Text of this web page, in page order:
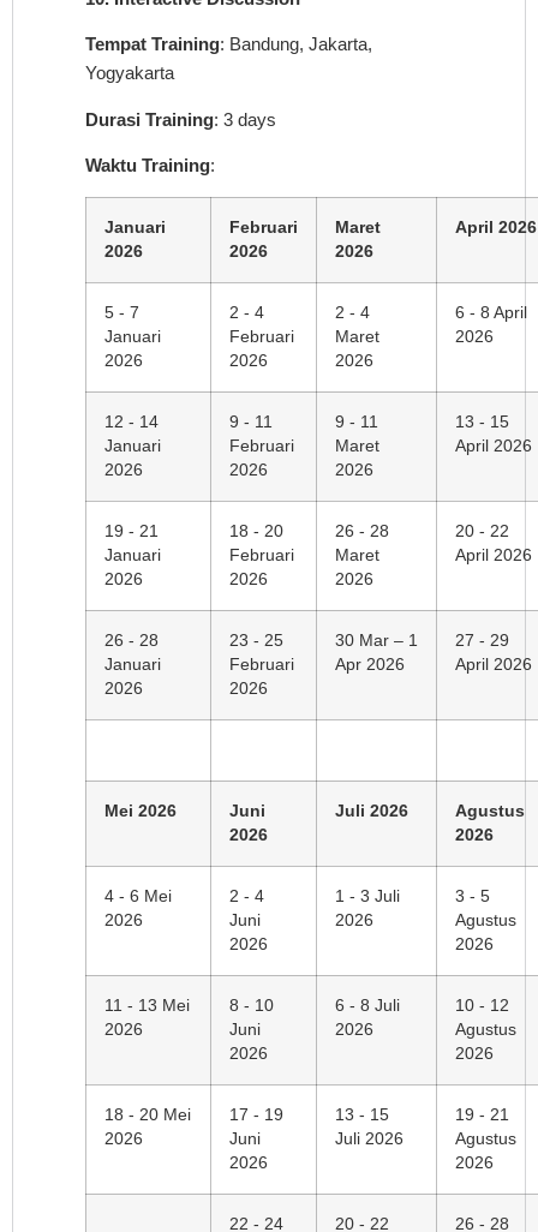
Tempat Training: Bandung, Jakarta,
Yogyakarta
Durasi Training: 3 days
Waktu Training:
Januari
2026
Februari
2026
Maret
2026
April 2026
5 - 7
Januari
2026
2 - 4
Februari
2026
2 - 4
Maret
2026
6 - 8 April
2026
12 - 14
Januari
2026
9 - 11
Februari
2026
9 - 11
Maret
2026
13 - 15
April 2026
19 - 21
Januari
2026
18 - 20
Februari
2026
26 - 28
Maret
2026
20 - 22
April 2026
26 - 28
Januari
2026
23 - 25
Februari
2026
30 Mar – 1
Apr 2026
27 - 29
April 2026
Mei 2026
Juni
2026
Juli 2026
Agustus
2026
4 - 6 Mei
2026
2 - 4
Juni
2026
1 - 3 Juli
2026
3 - 5
Agustus
2026
11 - 13 Mei
2026
8 - 10
Juni
2026
6 - 8 Juli
2026
10 - 12
Agustus
2026
18 - 20 Mei
2026
17 - 19
Juni
2026
13 - 15
Juli 2026
19 - 21
Agustus
2026
22 - 24 20 - 22 26 - 28